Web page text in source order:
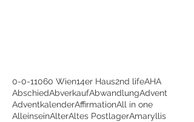
0-0-11060 Wien14er Haus2nd lifeAHA
AbschiedAbverkaufAbwandlungAdvent
AdventkalenderAffirmationAll in one
AlleinseinAlterAltes PostlagerAmaryllis